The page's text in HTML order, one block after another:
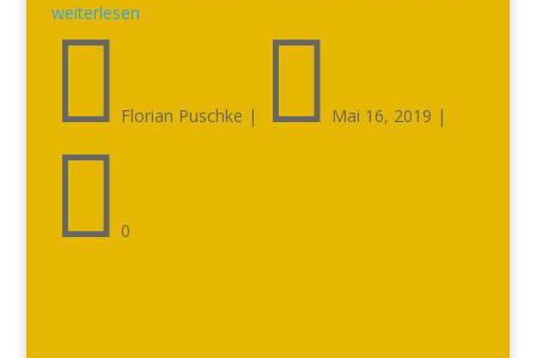
weiterlesen
 Florian Puschke |  Mai 16, 2019 |
 0